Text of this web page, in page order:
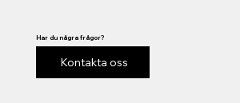
Har du några frågor?
Kontakta oss